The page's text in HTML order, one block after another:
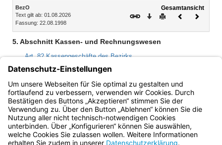
Inhalt
BezO
Text gilt ab: 01.08.2026
Fassung: 22.08.1998
Gesamtansicht
Download
DruckenVorheriges
5. Abschnitt Kassen- und Rechnungswesen
Art. 82 Kassengeschäfte des Bezirks
Art. 83 Übertragung von Kassen- und Rechnungsgeschäften
Art. 84 Rechnungslegung, Jahresabschluss
Art. 84a Konsolidierter Jahresabschluss
Bayern.de
BayernPortal